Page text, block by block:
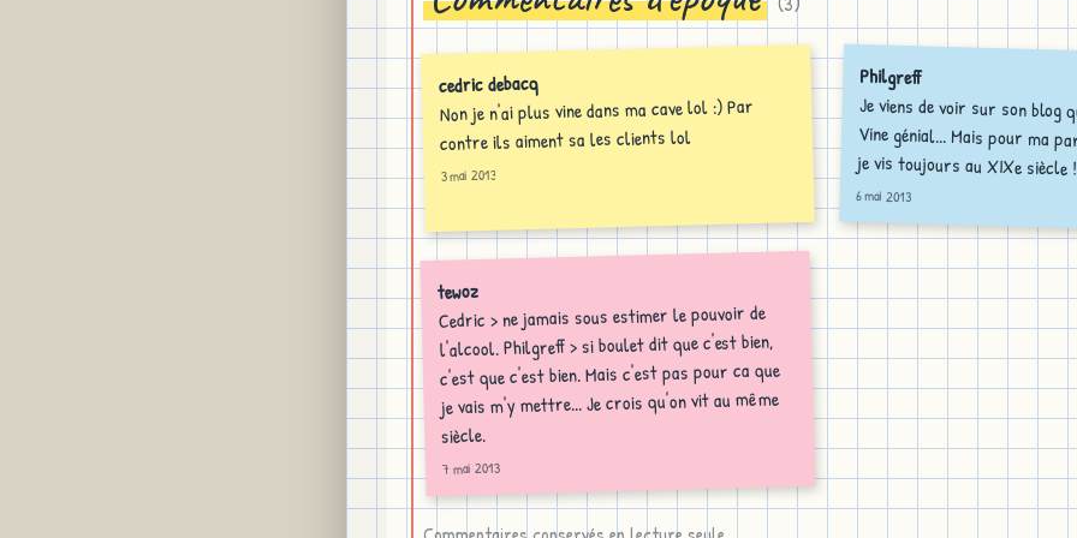
cedric debacq
Non je n'ai plus vine dans ma cave lol :) Par
contre ils aiment sa les clients lol
3 mai 2013
Philgreff
Je viens de voir sur son blog
Vine génial... Mais pour ma
je vis toujours au XIXe siècle
6 mai 2013
tewoz
Cedric > ne jamais sous estimer le pouvoir de
l'alcool. Philgreff > si boulet dit que c'est bien,
c'est que c'est bien. Mais c'est pas pour ca que
je vais m'y mettre... Je crois qu'on vit au même
siècle.
7 mai 2013